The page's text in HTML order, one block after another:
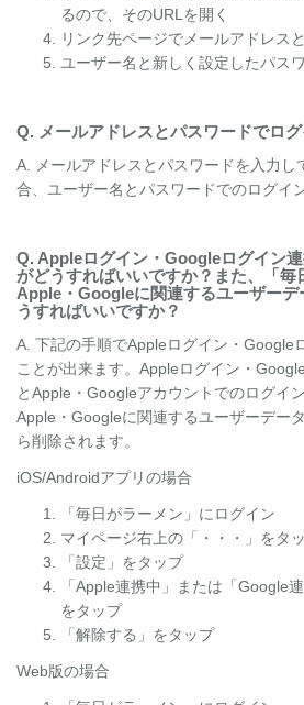
るので、そのURLを開く
リンク先ページでメールアドレス
ユーザー名と新しく設定したパス
Q. メールアドレスとパスワードでログ
A. メールアドレスとパスワードを入力し
合、ユーザー名とパスワードでのログイ
Q. Appleログイン・Googleログイン
がどうすればいいですか？また、「毎
Apple・Googleに関連するユーザーデ
うすればいいですか？
A. 下記の手順でAppleログイン・Google
ことが出来ます。Appleログイン・
とApple・Googleアカウントでのログイ
Apple・Googleに関連するユーザーデー
ら削除されます。
iOS/Androidアプリの場合
「毎日がラーメン」にログイン
マイページ右上の「・・・」をタ
「設定」をタップ
「Apple連携中」または「Google
をタップ
「解除する」をタップ
Web版の場合